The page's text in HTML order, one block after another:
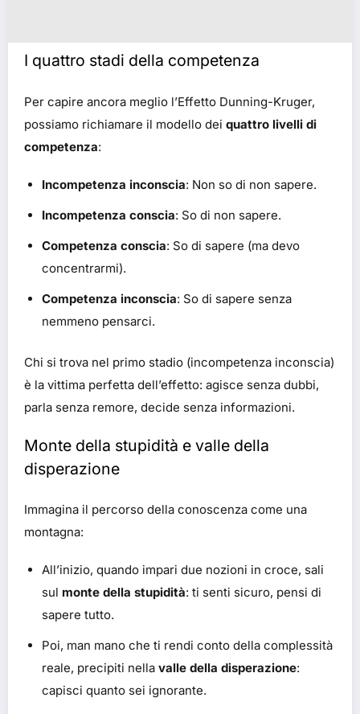
I quattro stadi della competenza
Per capire ancora meglio l’Effetto Dunning-Kruger,
possiamo richiamare il modello dei quattro livelli di
competenza:
Incompetenza inconscia: Non so di non sapere.
Incompetenza conscia: So di non sapere.
Competenza conscia: So di sapere (ma devo
concentrarmi).
Competenza inconscia: So di sapere senza
nemmeno pensarci.
Chi si trova nel primo stadio (incompetenza inconscia)
è la vittima perfetta dell’effetto: agisce senza dubbi,
parla senza remore, decide senza informazioni.
Monte della stupidità e valle della
disperazione
Immagina il percorso della conoscenza come una
montagna:
All’inizio, quando impari due nozioni in croce, sali
sul monte della stupidità: ti senti sicuro, pensi di
sapere tutto.
Poi, man mano che ti rendi conto della complessità
reale, precipiti nella valle della disperazione:
capisci quanto sei ignorante.